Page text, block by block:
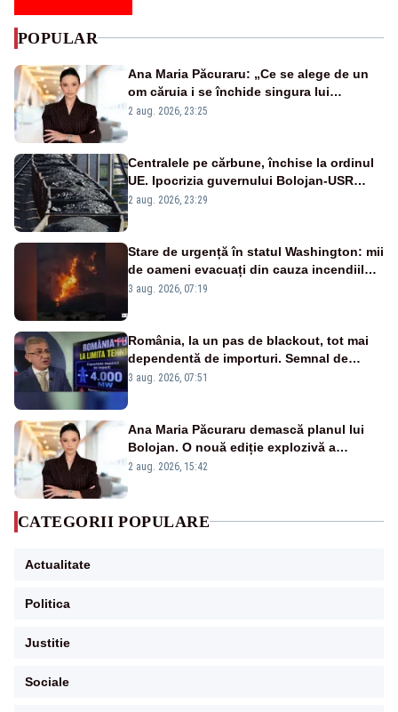
POPULAR
Ana Maria Păcuraru: „Ce se alege de un
om căruia i se închide singura lui
portiță?”
2 aug. 2026, 23:25
Centralele pe cărbune, închise la ordinul
UE. Ipocrizia guvernului Bolojan-USR
după starea de alertă
2 aug. 2026, 23:29
Stare de urgență în statul Washington: mii
de oameni evacuați din cauza incendiilor
puternice de vegetație
3 aug. 2026, 07:19
România, la un pas de blackout, tot mai
dependentă de importuri. Semnal de
alarmă tras de un expert în energie
3 aug. 2026, 07:51
Ana Maria Păcuraru demască planul lui
Bolojan. O nouă ediție explozivă a
emisiunii „Miza Zilei” la Realitatea PLUS
2 aug. 2026, 15:42
CATEGORII POPULARE
Actualitate
Politica
Justitie
Sociale